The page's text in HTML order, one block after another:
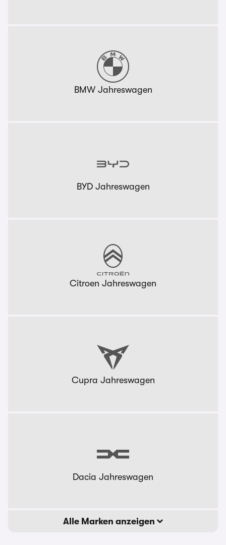
BMW Jahreswagen
BYD Jahreswagen
Citroen Jahreswagen
Cupra Jahreswagen
Dacia Jahreswagen
Alle Marken anzeigen